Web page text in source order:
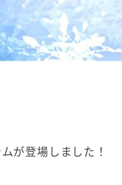
が登場しました！